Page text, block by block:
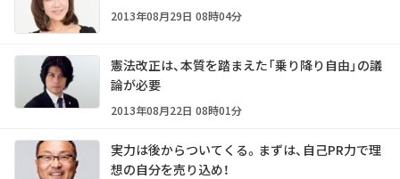
2013年08月29日 08時04分
憲法改正は、本質を踏まえた「乗り降り自由」の議
論が必要
2013年08月22日 08時01分
実力は後からついてくる。まずは、自己PR力で理
想の自分を売り込め！